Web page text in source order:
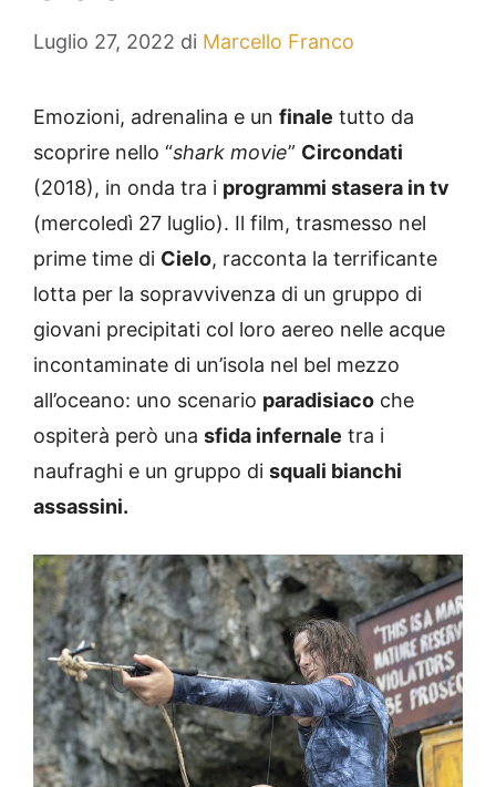
Luglio 27, 2022 di Marcello Franco
Emozioni, adrenalina e un finale tutto da
scoprire nello “shark movie” Circondati
(2018), in onda tra i programmi stasera in tv
(mercoledì 27 luglio). Il film, trasmesso nel
prime time di Cielo, racconta la terrificante
lotta per la sopravvivenza di un gruppo di
giovani precipitati col loro aereo nelle acque
incontaminate di un’isola nel bel mezzo
all’oceano: uno scenario paradisiaco che
ospiterà però una sfida infernale tra i
naufraghi e un gruppo di squali bianchi
assassini.